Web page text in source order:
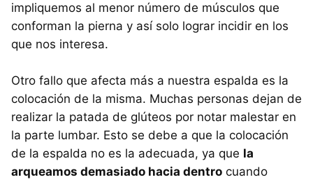
impliquemos al menor número de músculos que
conforman la pierna y así solo lograr incidir en los
que nos interesa.
Otro fallo que afecta más a nuestra espalda es la
colocación de la misma. Muchas personas dejan de
realizar la patada de glúteos por notar malestar en
la parte lumbar. Esto se debe a que la colocación
de la espalda no es la adecuada, ya que la
arqueamos demasiado hacia dentro cuando